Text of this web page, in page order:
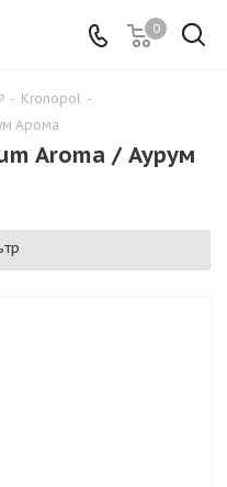
0
- Kronopol -
Арома
Aroma / Аурум